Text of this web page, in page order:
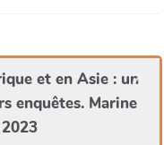
et en Asie : un
enquêtes. Marine